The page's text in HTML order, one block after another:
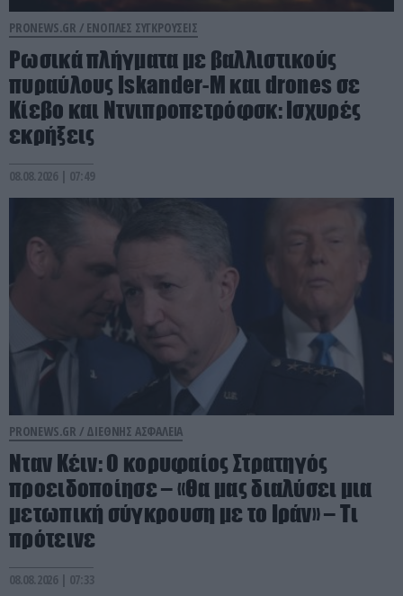
PRONEWS.GR / ΕΝΟΠΛΕΣ ΣΥΓΚΡΟΥΣΕΙΣ
Ρωσικά πλήγματα με βαλλιστικούς
πυραύλους Iskander-M και drones σε
Κίεβο και Ντνιπροπετρόφσκ: Ισχυρές
εκρήξεις
08.08.2026 | 07:49
PRONEWS.GR / ΔΙΕΘΝΗΣ ΑΣΦΑΛΕΙΑ
Νταν Κέιν: Ο κορυφαίος Στρατηγός
προειδοποίησε – «Θα μας διαλύσει μια
μετωπική σύγκρουση με το Ιράν» – Τι
πρότεινε
08.08.2026 | 07:33